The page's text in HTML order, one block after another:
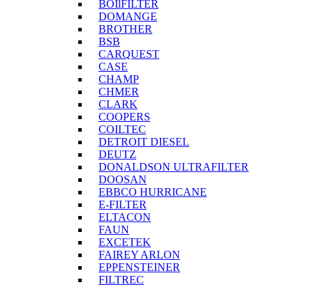
BOIlFILTER
DOMANGE
BROTHER
BSB
CARQUEST
CASE
CHAMP
CHMER
CLARK
COOPERS
COILTEC
DETROIT DIESEL
DEUTZ
DONALDSON ULTRAFILTER
DOOSAN
EBBCO HURRICANE
E-FILTER
ELTACON
FAUN
EXCETEK
FAIREY ARLON
EPPENSTEINER
FILTREC